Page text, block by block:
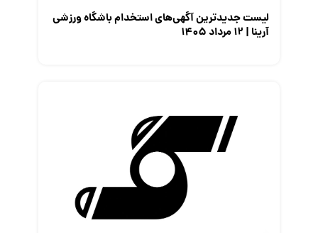
لیست جدیدترین آگهی‌های استخدام باشگاه ورزشی
آرینا | ۱۲ مرداد ۱۴۰۵